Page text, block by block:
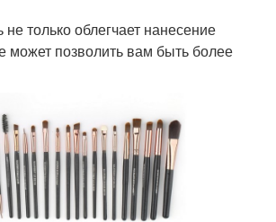
только облегчает нанесение
может позволить вам быть более